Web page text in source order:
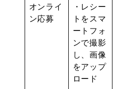
オンライ
ン応募
・レシー
トをスマ
ートフォ
ンで撮影
し、画像
をアップ
ロード